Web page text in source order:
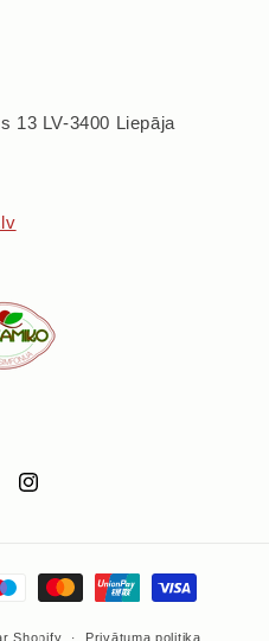
13 LV-3400 Liepāja
Instagram
Shopify Privātuma politika